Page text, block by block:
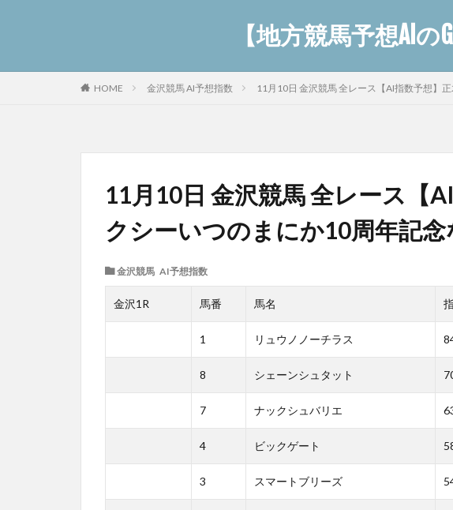
【地方競馬予想AI
HOME 金沢競馬 AI予想指数 11月10日 金沢競馬 全レース【AI指数予想】
11月10日 金沢競馬 全レース【
クシーいつのまにか10周年記念
金沢競馬 AI予想指数
金沢1R 馬番 馬名
1 リュウノノーチラス
8 シェーンシュタット
7 ナックシュバリエ
4 ビックゲート
3 スマートブリーズ